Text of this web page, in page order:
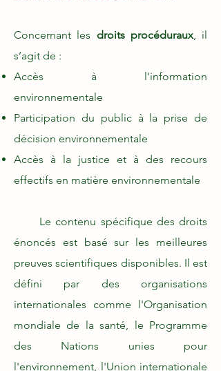
Concernant les droits procéduraux, il
s’agit de :
Accès à l'information
environnementale
Participation du public à la prise de
décision environnementale
Accès à la justice et à des recours
effectifs en matière environnementale
Le contenu spécifique des droits
énoncés est basé sur les meilleures
preuves scientifiques disponibles. Il est
défini par des organisations
internationales comme l'Organisation
mondiale de la santé, le Programme
des Nations unies pour
l'environnement, l'Union internationale